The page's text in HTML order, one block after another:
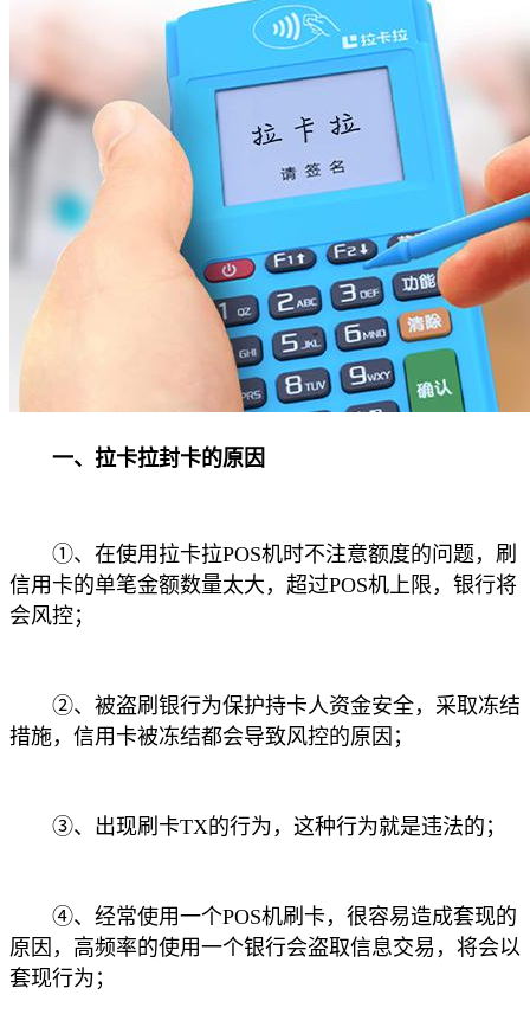
一、拉卡拉封卡的原因
①、在使用拉卡拉POS机时不注意额度的问题，刷
信用卡的单笔金额数量太大，超过POS机上限，银行将
会风控；
②、被盗刷银行为保护持卡人资金安全，采取冻结
措施，信用卡被冻结都会导致风控的原因；
③、出现刷卡TX的行为，这种行为就是违法的；
④、经常使用一个POS机刷卡，很容易造成套现的
原因，高频率的使用一个银行会盗取信息交易，将会以
套现行为；